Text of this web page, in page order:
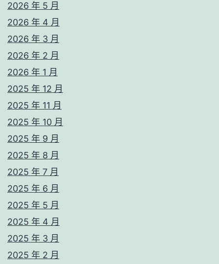
2026 年 5 月
2026 年 4 月
2026 年 3 月
2026 年 2 月
2026 年 1 月
2025 年 12 月
2025 年 11 月
2025 年 10 月
2025 年 9 月
2025 年 8 月
2025 年 7 月
2025 年 6 月
2025 年 5 月
2025 年 4 月
2025 年 3 月
2025 年 2 月